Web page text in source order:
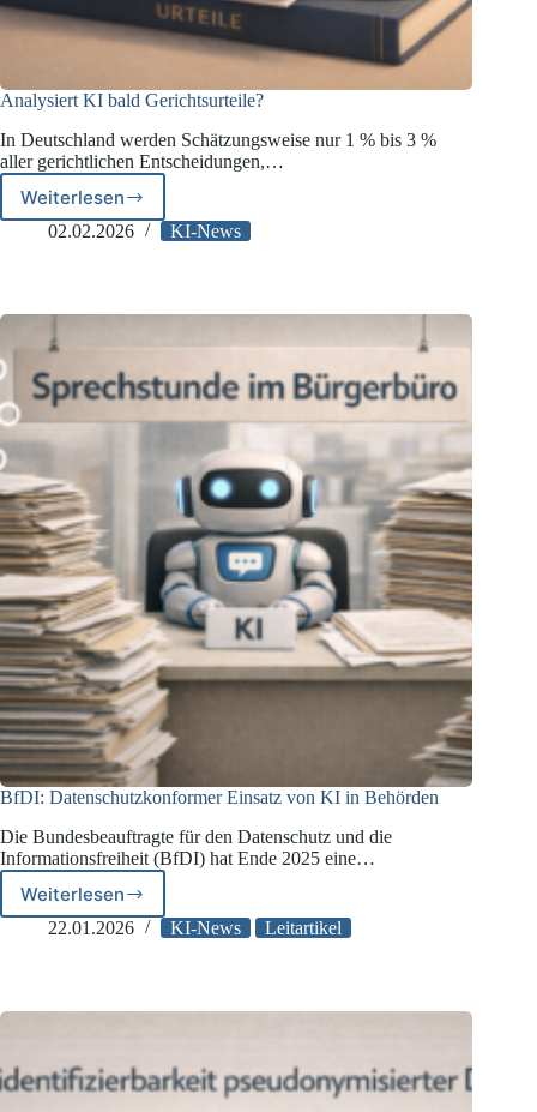
Analysiert KI bald Gerichtsurteile?
In Deutschland werden Schätzungsweise nur 1 % bis 3 %
aller gerichtlichen Entscheidungen,…
Weiterlesen
Analysiert
KI
02.02.2026 KI-News
BfDI: Datenschutzkonformer Einsatz von KI in Behörden
Die Bundesbeauftragte für den Datenschutz und die
Informationsfreiheit (BfDI) hat Ende 2025 eine…
Weiterlesen
BfDI:
Datenschutzkonformer
in
22.01.2026 KI-News Leitartikel